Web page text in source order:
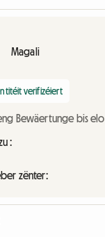
Magali
verifizéiert
Bewäertunge bis elo
:
zënter: